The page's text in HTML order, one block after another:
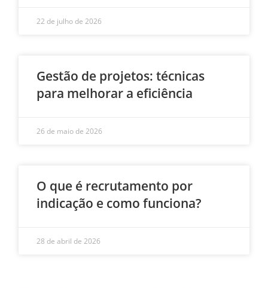
22 de julho de 2026
Gestão de projetos: técnicas
para melhorar a eficiência
26 de maio de 2026
O que é recrutamento por
indicação e como funciona?
28 de abril de 2026